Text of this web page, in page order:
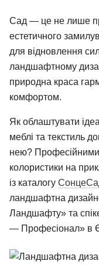
Сад — це не лише
естетичного
для відновлення
ландшафтному
природна краса
комфортом.
Як облаштувати
меблі та текстиль
нею? Професійними
колористики на
із каталогу
ландшафтна
Ландшафту» та
— Професіонал» в